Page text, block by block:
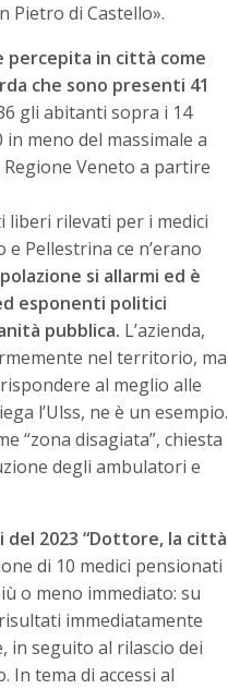
Pietro di Castello».
percepita in città come
che sono presenti 41
gli abitanti sopra i 14
meno del massimale a
Veneto a partire
liberi rilevati per i medici
Pellestrina ce n’erano
si allarmi ed è
esponenti politici
pubblica. L’azienda,
nel territorio, ma
al meglio alle
l’Ulss, ne è un esempio.
“zona disagiata”, chiesta
degli ambulatori e
2023 “Dottore, la città
di 10 medici pensionati
o meno immediato: su
immediatamente
in seguito al rilascio dei
In tema di accessi al